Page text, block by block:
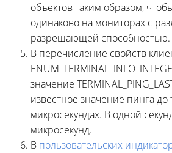
объектов таким образом,
одинаково на мониторах с
разрешающей способностью.
В перечисление свойств
значение
известное значение пинга до
микросекундах. В одной
микросекунд.
В пользовательских